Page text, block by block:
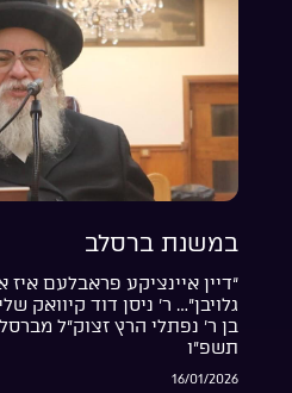
במשנת ברסלב
“דיין איינציקע פראבלעם איז
גלויבן”… ר’ ניסן דוד קיוואק
בן ר’ נפתלי הרץ זצוק”ל
תשפ”ו
16/01/2026